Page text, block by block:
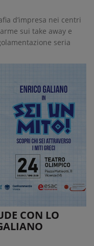
d’impresa nei centri
sui take away e
seria
CON LO